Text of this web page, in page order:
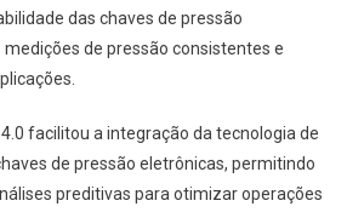
das chaves de pressão
de pressão consistentes e
facilitou a integração da tecnologia de
de pressão eletrônicas, permitindo
preditivas para otimizar operações